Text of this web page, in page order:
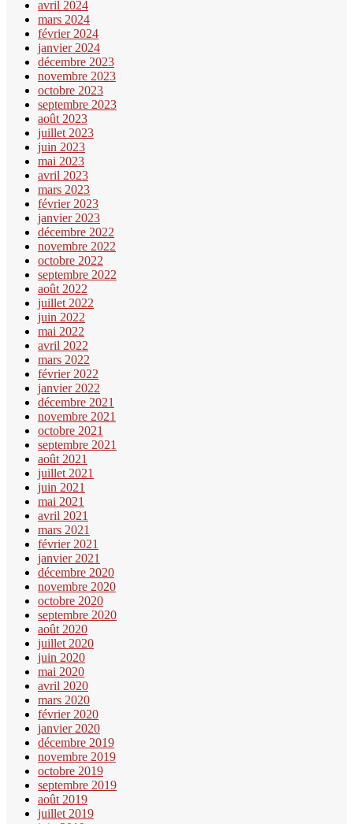
avril 2024
mars 2024
février 2024
janvier 2024
décembre 2023
novembre 2023
octobre 2023
septembre 2023
août 2023
juillet 2023
juin 2023
mai 2023
avril 2023
mars 2023
février 2023
janvier 2023
décembre 2022
novembre 2022
octobre 2022
septembre 2022
août 2022
juillet 2022
juin 2022
mai 2022
avril 2022
mars 2022
février 2022
janvier 2022
décembre 2021
novembre 2021
octobre 2021
septembre 2021
août 2021
juillet 2021
juin 2021
mai 2021
avril 2021
mars 2021
février 2021
janvier 2021
décembre 2020
novembre 2020
octobre 2020
septembre 2020
août 2020
juillet 2020
juin 2020
mai 2020
avril 2020
mars 2020
février 2020
janvier 2020
décembre 2019
novembre 2019
octobre 2019
septembre 2019
août 2019
juillet 2019